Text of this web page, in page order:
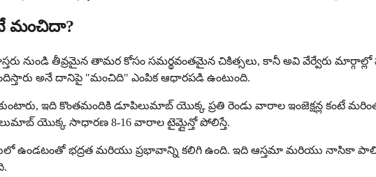
మంచిదా?
నుండి తీవ్రమైన తామర కోసం సమర్థవంతమైన చికిత్సలు, కానీ అవి వేర్వేరు
అనే దానిపై "మంచిది" ఎంపిక ఆధారపడి ఉంటుంది.
ఇది కొంతమందికి డూపిలుమాబ్ యొక్క ప్రతి రెండు వారాల ఇంజెక్షన్ల కంటే
యొక్క సాధారణ 8-16 వారాల టైమ్లైన్తో పోలిస్తే.
ఉండటంతో భద్రత మరియు ప్రభావాన్ని కలిగి ఉంది. ఇది ఆస్తమా మరియు నాసికా